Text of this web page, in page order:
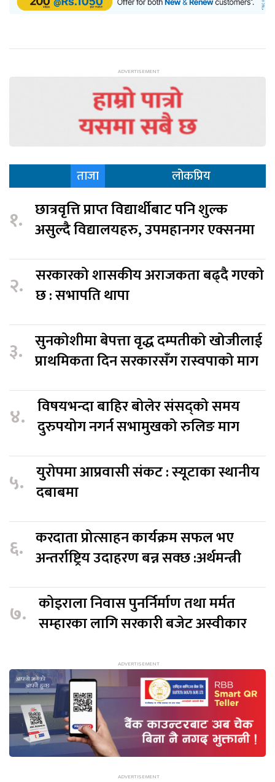
ताजा लोकप्रिय
१. छात्रवृत्ति प्राप्त विद्यार्थीबाट पनि शुल्क
असुल्दै विद्यालयहरु, उपमहानगर एक्सनमा
२. सरकारको शासकीय अराजकता बढ्दै गएको
छ : सभापति थापा
३. सुनकोशीमा बेपत्ता वृद्ध दम्पतीको खोजीलाई
प्राथमिकता दिन सरकारसँग रास्वपाको माग
४. विषयभन्दा बाहिर बोलेर संसद्को समय
दुरुपयोग नगर्न सभामुखको रुलिङ माग
५. युरोपमा आप्रवासी संकट : स्यूटाका स्थानीय
दबाबमा
६. करदाता प्रोत्साहन कार्यक्रम सफल भए
अन्तर्राष्ट्रिय उदाहरण बन्न सक्छ :अर्थमन्त्री
७. कोइराला निवास पुनर्निर्माण तथा मर्मत
सम्हारका लागि सरकारी बजेट अस्वीकार